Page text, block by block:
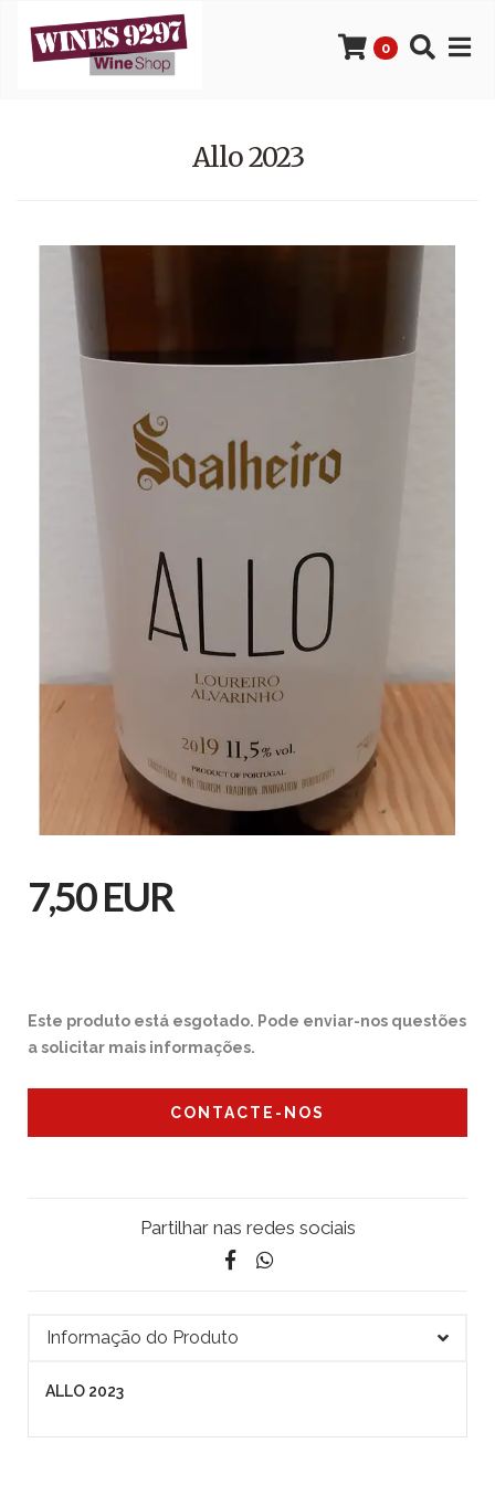
0
Allo 2023
7,50 EUR
Este produto está esgotado. Pode enviar-nos questões
a solicitar mais informações.
CONTACTE-NOS
Partilhar nas redes sociais
Informação do Produto
ALLO 2023